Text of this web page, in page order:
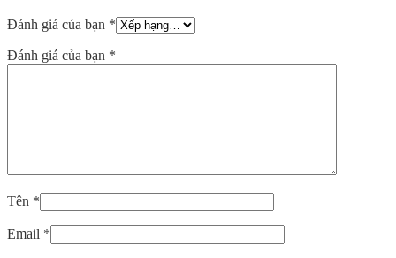
Đánh giá của bạn *
Đánh giá của bạn *
Tên *
Email *